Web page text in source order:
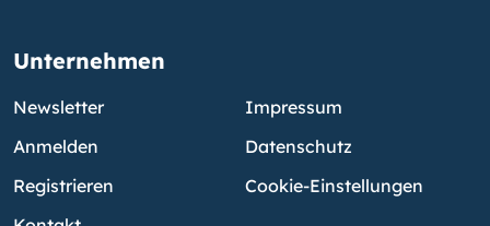
Unternehmen
Newsletter
Anmelden
Registrieren
Impressum
Datenschutz
Cookie-Einstellungen